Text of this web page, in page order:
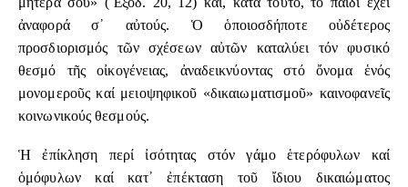
ἀναφορά σ᾽ αὐτούς. Ὁ ὁποιοσδήποτε οὐδέτερος
προσδιορισμός τῶν σχέσεων αὐτῶν καταλύει τόν φυσικό
θεσμό τῆς οἰκογένειας, ἀναδεικνύοντας στό ὄνομα ἑνός
μονομεροῦς καί μειοψηφικοῦ «δικαιωματισμοῦ» καινοφανεῖς
κοινωνικούς θεσμούς.
Ἡ ἐπίκληση περί ἰσότητας στόν γάμο ἑτερόφυλων καί
ὁμόφυλων καί κατ᾽ ἐπέκταση τοῦ ἴδιου δικαιώματος